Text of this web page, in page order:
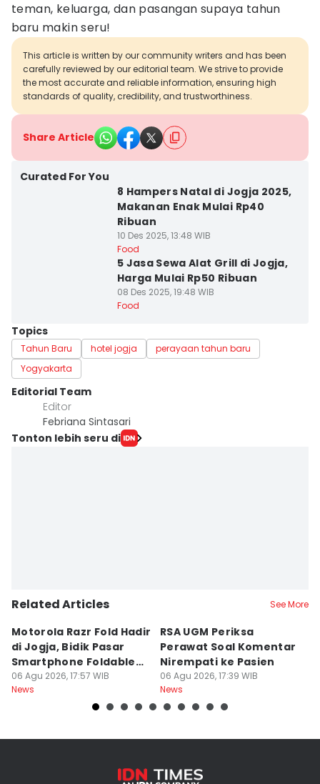
teman, keluarga, dan pasangan supaya tahun
baru makin seru!
This article is written by our community writers and has been
carefully reviewed by our editorial team. We strive to provide
the most accurate and reliable information, ensuring high
standards of quality, credibility, and trustworthiness.
Share Article
Curated For You
8 Hampers Natal di Jogja 2025,
Makanan Enak Mulai Rp40
Ribuan
10 Des 2025, 13:48 WIB
Food
5 Jasa Sewa Alat Grill di Jogja,
Harga Mulai Rp50 Ribuan
08 Des 2025, 19:48 WIB
Food
Topics
Tahun Baru hotel jogja
perayaan tahun baru
Yogyakarta
Editorial Team
Editor
Febriana Sintasari
Tonton lebih seru di
Related Articles See More
Motorola Razr Fold Hadir
di Jogja, Bidik Pasar
Smartphone Foldable
Premium
06 Agu 2026, 17:57 WIB
News
RSA UGM Periksa
Perawat Soal Komentar
Nirempati ke Pasien
06 Agu 2026, 17:39 WIB
News